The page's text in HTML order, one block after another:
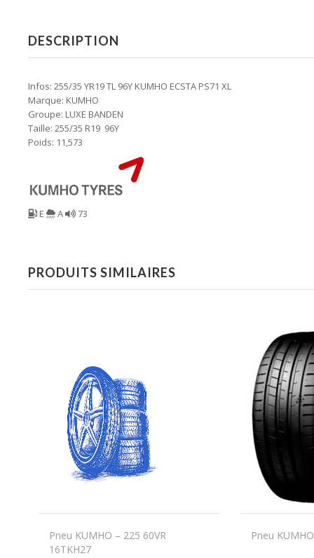
DESCRIPTION
Infos: 255/35 YR19 TL 96Y KUMHO ECSTA PS71 XL
Marque: KUMHO
Groupe: LUXE BANDEN
Taille: 255/35 R19 96Y
Poids: 11,573
E A 73
PRODUITS SIMILAIRES
Pneu KUMHO – 225 60VR
16TKH27
Pneu